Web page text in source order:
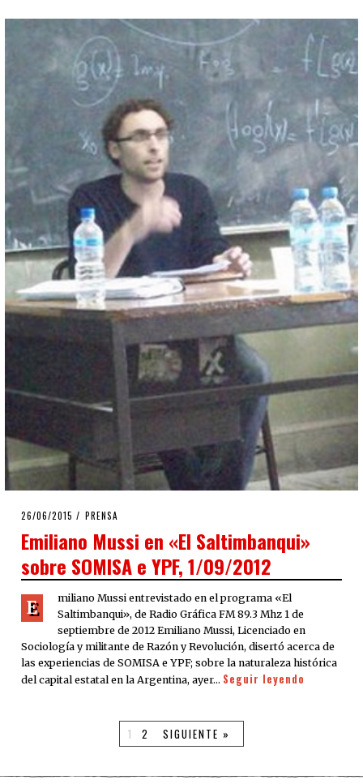
POSTED
26/06/2015 PRENSA
Emiliano Mussi en «El Saltimbanqui»
sobre SOMISA e YPF, 1/09/2012
E
miliano Mussi entrevistado en el programa «El
Saltimbanqui», de Radio Gráfica FM 89.3 Mhz 1 de
septiembre de 2012 Emiliano Mussi, Licenciado en
Sociología y militante de Razón y Revolución, disertó acerca de
las experiencias de SOMISA e YPF; sobre la naturaleza histórica
del capital estatal en la Argentina, ayer… Seguir leyendo
1 2 SIGUIENTE »